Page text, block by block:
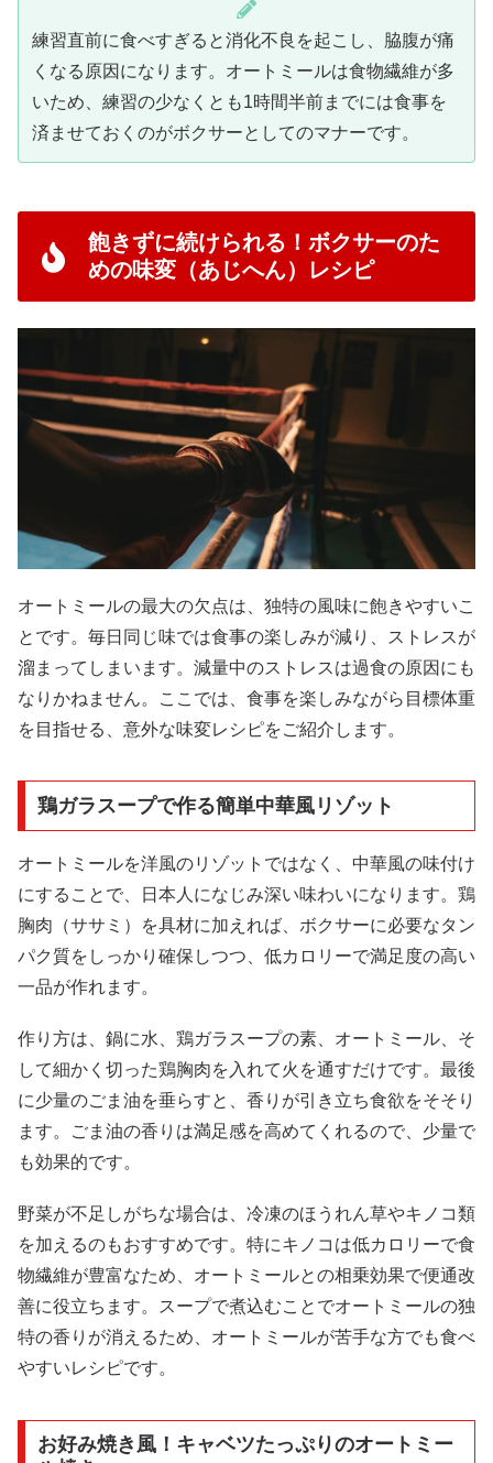
練習直前に食べすぎると消化不良を起こし、脇腹が痛
くなる原因になります。オートミールは食物繊維が多
いため、練習の少なくとも1時間半前までには食事を
済ませておくのがボクサーとしてのマナーです。
飽きずに続けられる！ボクサーのた
めの味変（あじへん）レシピ
オートミールの最大の欠点は、独特の風味に飽きやすいこ
とです。毎日同じ味では食事の楽しみが減り、ストレスが
溜まってしまいます。減量中のストレスは過食の原因にも
なりかねません。ここでは、食事を楽しみながら目標体重
を目指せる、意外な味変レシピをご紹介します。
鶏ガラスープで作る簡単中華風リゾット
オートミールを洋風のリゾットではなく、中華風の味付け
にすることで、日本人になじみ深い味わいになります。鶏
胸肉（ササミ）を具材に加えれば、ボクサーに必要なタン
パク質をしっかり確保しつつ、低カロリーで満足度の高い
一品が作れます。
作り方は、鍋に水、鶏ガラスープの素、オートミール、そ
して細かく切った鶏胸肉を入れて火を通すだけです。最後
に少量のごま油を垂らすと、香りが引き立ち食欲をそそり
ます。ごま油の香りは満足感を高めてくれるので、少量で
も効果的です。
野菜が不足しがちな場合は、冷凍のほうれん草やキノコ類
を加えるのもおすすめです。特にキノコは低カロリーで食
物繊維が豊富なため、オートミールとの相乗効果で便通改
善に役立ちます。スープで煮込むことでオートミールの独
特の香りが消えるため、オートミールが苦手な方でも食べ
やすいレシピです。
お好み焼き風！キャベツたっぷりのオートミー